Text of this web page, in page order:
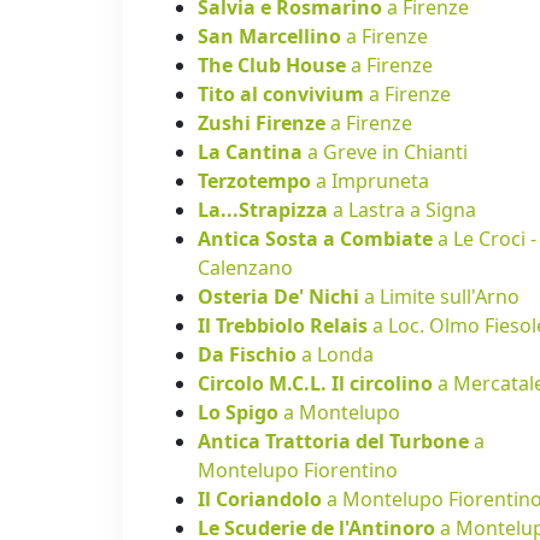
Salvia e Rosmarinoa Firenze
San Marcellinoa Firenze
The Club Housea Firenze
Tito al convivium a Firenze
Zushi Firenzea Firenze
La Cantina a Greve in Chianti
Terzotempoa Impruneta
La...Strapizza a Lastra a Signa
Antica Sosta a Combiatea Le Croci -
Calenzano
Osteria De' Nichi a Limite sull'Arno
Il Trebbiolo Relaisa Loc. Olmo
Da Fischioa Londa
Circolo M.C.L. Il circolinoa
Lo Spigoa Montelupo
Antica Trattoria del Turbonea
Montelupo Fiorentino
Il Coriandoloa Montelupo Fiorentino
Le Scuderie de l'Antinoroa